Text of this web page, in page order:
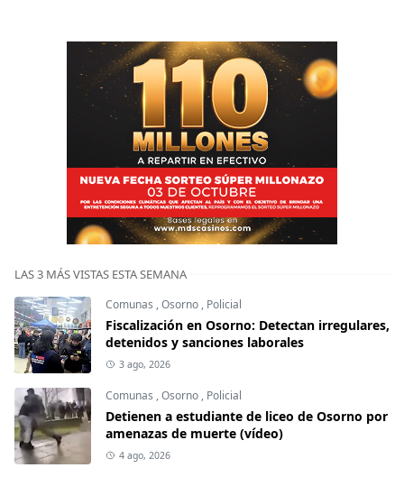
LAS 3 MÁS VISTAS ESTA SEMANA
Comunas ,Osorno , Policial
Fiscalización en Osorno: Detectan irregulares,
detenidos y sanciones laborales
3 ago, 2026
Comunas ,Osorno , Policial
Detienen a estudiante de liceo de Osorno por
amenazas de muerte (vídeo)
4 ago, 2026